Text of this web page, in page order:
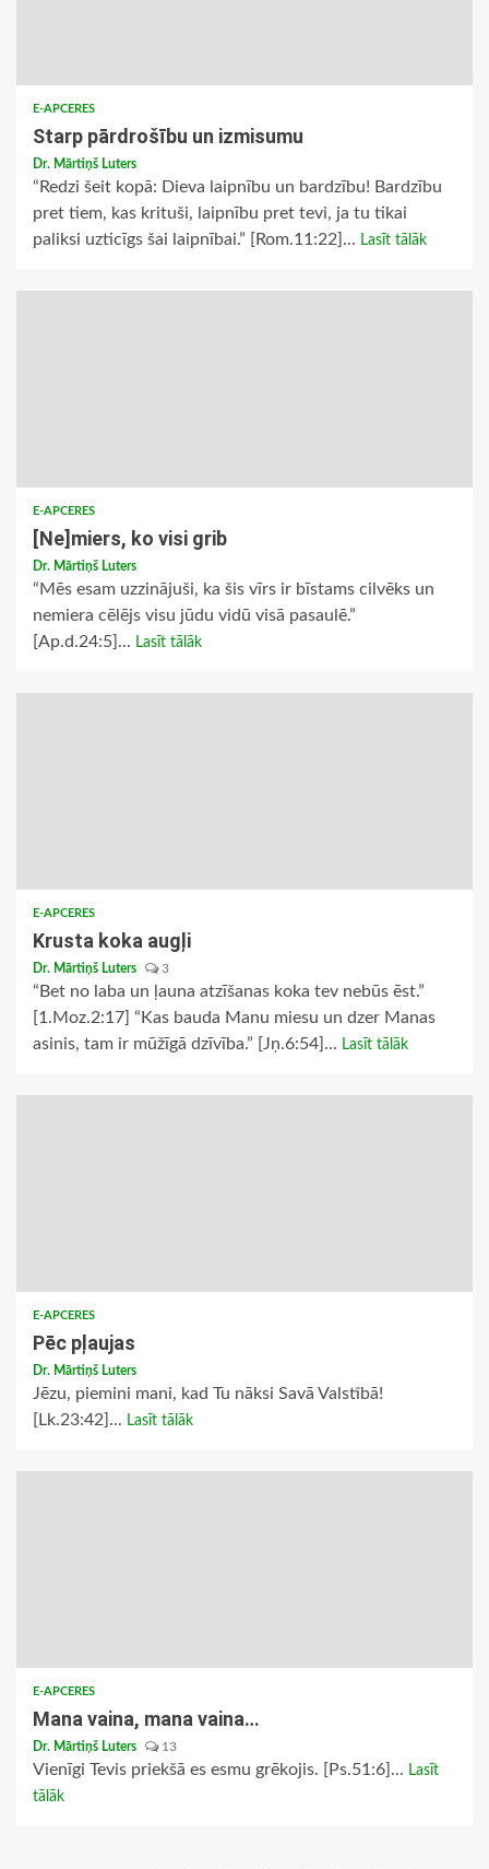
E-APCERES
Starp pārdrošību un izmisumu
Dr. Mārtiņš Luters
“Redzi šeit kopā: Dieva laipnību un bardzību! Bardzību
pret tiem, kas krituši, laipnību pret tevi, ja tu tikai
paliksi uzticīgs šai laipnībai.” [Rom.11:22]... Lasīt tālāk
E-APCERES
[Ne]miers, ko visi grib
Dr. Mārtiņš Luters
“Mēs esam uzzinājuši, ka šis vīrs ir bīstams cilvēks un
nemiera cēlējs visu jūdu vidū visā pasaulē.”
[Ap.d.24:5]... Lasīt tālāk
E-APCERES
Krusta koka augļi
Dr. Mārtiņš Luters 3
“Bet no laba un ļauna atzīšanas koka tev nebūs ēst.”
[1.Moz.2:17] “Kas bauda Manu miesu un dzer Manas
asinis, tam ir mūžīgā dzīvība.” [Jņ.6:54]... Lasīt tālāk
E-APCERES
Pēc pļaujas
Dr. Mārtiņš Luters
Jēzu, piemini mani, kad Tu nāksi Savā Valstībā!
[Lk.23:42]... Lasīt tālāk
E-APCERES
Mana vaina, mana vaina…
Dr. Mārtiņš Luters 13
Vienīgi Tevis priekšā es esmu grēkojis. [Ps.51:6]... Lasīt
tālāk